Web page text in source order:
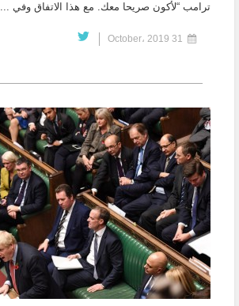
ترامب “لأكون صريحا معك. مع هذا الاتفاق وفي ...